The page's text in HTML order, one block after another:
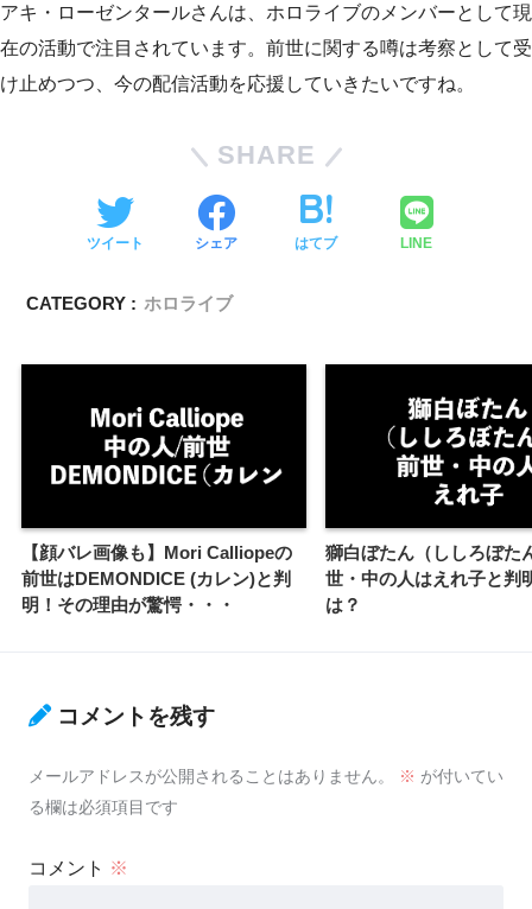
アキ・ローゼンタールさんは、ホロライブのメンバーとして現
在の活動で注目されています。前世に関する噂は考察として受
け止めつつ、今の配信活動を応援していきたいですね。
SHARE
ツイート シェア はてブ LINE
CATEGORY : ホロライブ
【顔バレ画像も】Mori Calliopeの
前世はDEMONDICE (カレン)と判
明！その理由が驚愕・・・
獅白ぼたん（ししろぼた
世・中の人はえれ子と判
は？
コメントを残す
メールアドレスが公開されることはありません。 ※ が付いてい
る欄は必須項目です
コメント ※